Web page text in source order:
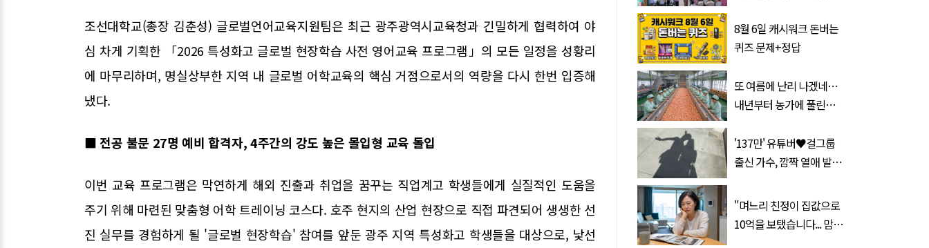
조선대학교(총장 김춘성) 글로벌언어교육지원팀은 최근 광주광역시교육청과 긴밀하게 협력하여 야
심 차게 기획한 「2026 특성화고 글로벌 현장학습 사전 영어교육 프로그램」의 모든 일정을 성황리
에 마무리하며, 명실상부한 지역 내 글로벌 어학교육의 핵심 거점으로서의 역량을 다시 한번 입증해
냈다.
■ 전공 불문 27명 예비 합격자, 4주간의 강도 높은 몰입형 교육 돌입
이번 교육 프로그램은 막연하게 해외 진출과 취업을 꿈꾸는 직업계고 학생들에게 실질적인 도움을
주기 위해 마련된 맞춤형 어학 트레이닝 코스다. 호주 현지의 산업 현장으로 직접 파견되어 생생한 선
진 실무를 경험하게 될 '글로벌 현장학습' 참여를 앞둔 광주 지역 특성화고 학생들을 대상으로, 낯선
것'
8월 6일 캐시워크 돈버는
퀴즈 문제+정답
또 여름에 난리 나겠네…
내년부터 농가에 풀린다는
'137만' 유튜버♥걸그룹
출신 가수, 깜짝 열애 발
(+사진)
"며느리 친정이 집값으로
10억을 보탰습니다... 맘이